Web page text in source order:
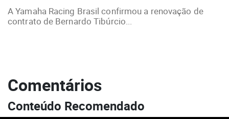
A Yamaha Racing Brasil confirmou a renovação de
contrato de Bernardo Tibúrcio...
Comentários
Conteúdo Recomendado